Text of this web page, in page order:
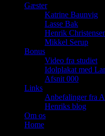
Gæster
Katrine Baunvig
Lasse Bak
Henrik
Mikkel Serup
Bonus
Video fra studiet
Idolplakat med
Afsnit 000
Links
Anbefalinger fra
Henriks blog
Om os
Home